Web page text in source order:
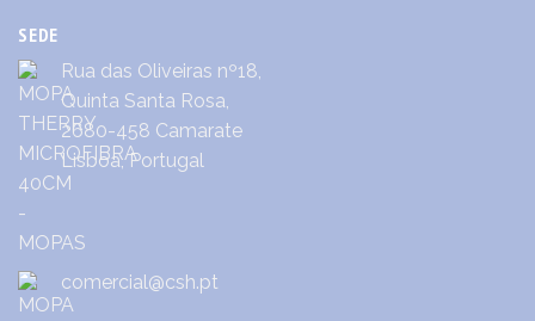
SEDE
Rua das Oliveiras nº18,
Quinta Santa Rosa,
2680-458 Camarate
Lisboa, Portugal
comercial@csh.pt